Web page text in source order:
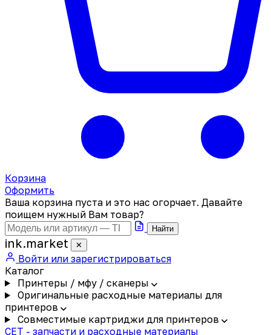
Корзина
Оформить
Ваша корзина пуста и это нас огорчает. Давайте
поищем нужный Вам товар?
Найти
ink.market ✕
Войти или зарегистрироваться
Каталог
Принтеры / мфу / сканеры
Оригинальные расходные материалы для
принтеров
Совместимые картриджи для принтеров
CET - запчасти и расходные материалы